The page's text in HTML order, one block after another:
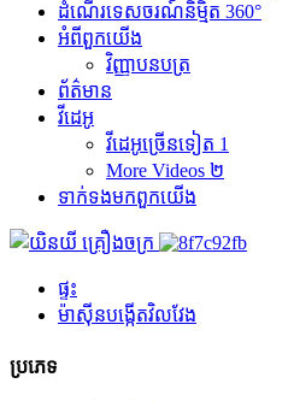
ដំណើរទេសចរណ៍និម្មិត 360°
អំពី​ពួក​យើង
វិញ្ញាបនបត្រ
ព័ត៌មាន
វីដេអូ
វីដេអូច្រើនទៀត 1
More Videos ២
ទាក់ទង​មក​ពួក​យើង
ផ្ទះ
ម៉ាស៊ីនបង្កើតវិលវែង
ប្រភេទ